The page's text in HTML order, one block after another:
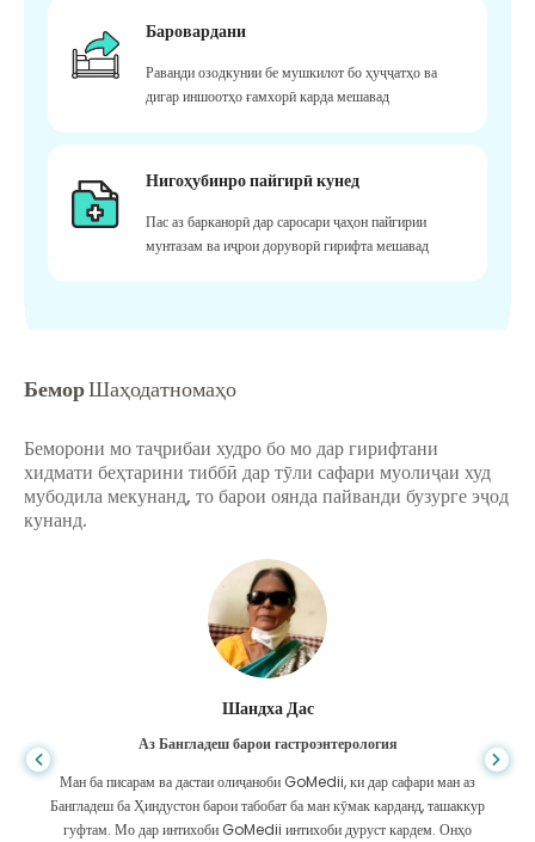
Баровардани
Раванди озодкунии бе мушкилот бо ҳуҷҷатҳо ва
дигар иншоотҳо ғамхорӣ карда мешавад
Нигоҳубинро пайгирӣ кунед
Пас аз барканорӣ дар саросари ҷаҳон пайгирии
мунтазам ва иҷрои доруворӣ гирифта мешавад
БеморШаҳодатномаҳо
Беморони мо таҷрибаи худро бо мо дар гирифтани
хидмати беҳтарини тиббӣ дар тӯли сафари муолиҷаи худ
мубодила мекунанд, то барои оянда пайванди бузурге эҷод
кунанд.
Шандха Дас
Аз Бангладеш барои гастроэнтерология
Ман ба писарам ва дастаи олиҷаноби GoMedii, ки дар сафари ман аз
Бангладеш ба Ҳиндустон барои табобат ба ман кӯмак карданд, ташаккур
гуфтам. Мо дар интихоби GoMedii интихоби дуруст кардем. Онҳо